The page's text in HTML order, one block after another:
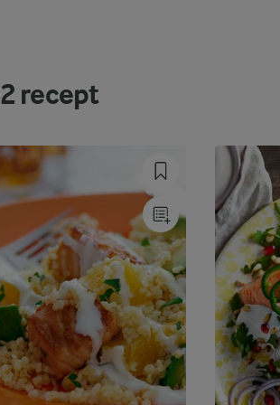
2recept